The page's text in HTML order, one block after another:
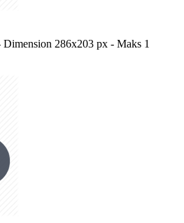
286x203 px - Maks 1